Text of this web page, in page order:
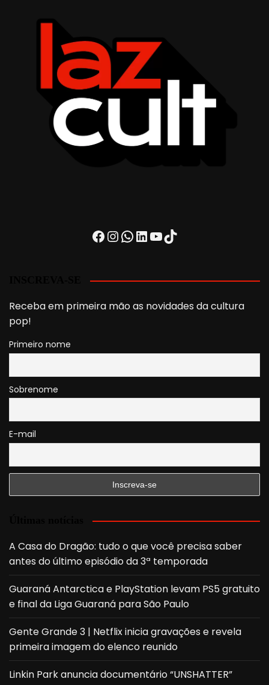
Facebook
Instagram
WhatsApp
LinkedIn
Youtube
TikTok
Receba em primeira mão as novidades da cultura
pop!
Primeiro nome
Sobrenome
E-mail
A Casa do Dragão: tudo o que você precisa saber
antes do último episódio da 3ª temporada
Guaraná Antarctica e PlayStation levam PS5 gratuito
e final da Liga Guaraná para São Paulo
Gente Grande 3 | Netflix inicia gravações e revela
primeira imagem do elenco reunido
Linkin Park anuncia documentário “UNSHATTER”